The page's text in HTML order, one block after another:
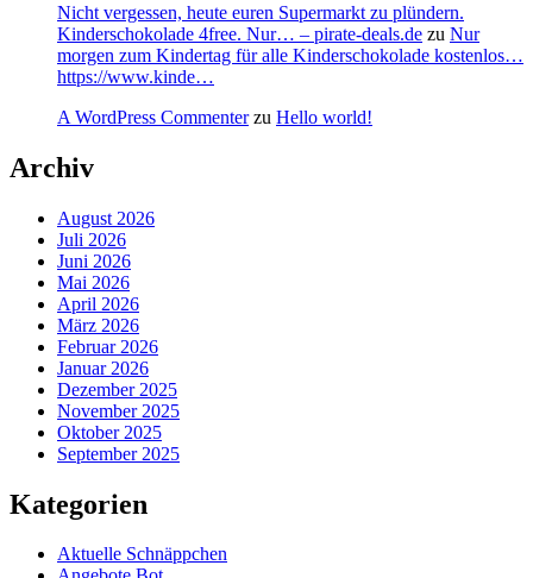
Nicht vergessen, heute euren Supermarkt zu plündern.
Kinderschokolade 4free. Nur… – pirate-deals.de zu Nur
morgen zum Kindertag für alle Kinderschokolade kostenlos…
https://www.kinde…
A WordPress Commenterzu Hello world!
Archiv
August 2026
Juli 2026
Juni 2026
Mai 2026
April 2026
März 2026
Februar 2026
Januar 2026
Dezember 2025
November 2025
Oktober 2025
September 2025
Kategorien
Aktuelle Schnäppchen